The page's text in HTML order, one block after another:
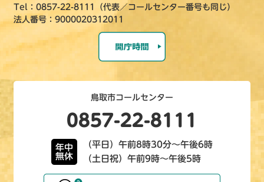
Tel：0857-22-8111（代表／コールセンター番号も同じ）
法人番号：9000020312011
鳥取市コールセンター
0857-22-8111
年中
無休
（平日）午前8時30分～午後6時
（土日祝）午前9時～午後5時